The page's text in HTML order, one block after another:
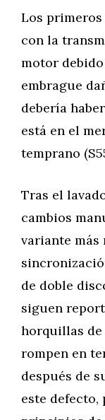
Los
con la
motor
embrague
debería
está en el
temprano
Tras el
cambios
variante más
de doble
siguen
horquillas de
rompen en
después de
este defecto,